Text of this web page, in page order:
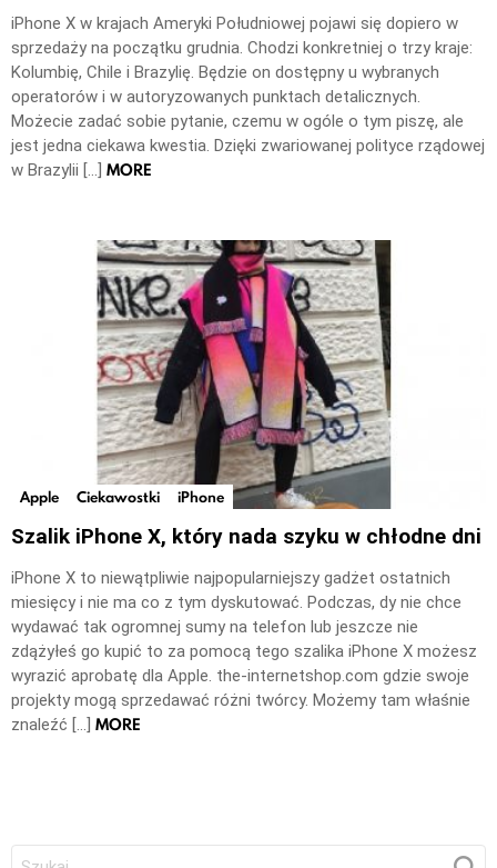
iPhone X w krajach Ameryki Południowej pojawi się dopiero w
sprzedaży na początku grudnia. Chodzi konkretniej o trzy kraje:
Kolumbię, Chile i Brazylię. Będzie on dostępny u wybranych
operatorów i w autoryzowanych punktach detalicznych.
Możecie zadać sobie pytanie, czemu w ogóle o tym piszę, ale
jest jedna ciekawa kwestia. Dzięki zwariowanej polityce rządowej
w Brazylii […] MORE
Apple Ciekawostki iPhone
Szalik iPhone X, który nada szyku w chłodne dni
iPhone X to niewątpliwie najpopularniejszy gadżet ostatnich
miesięcy i nie ma co z tym dyskutować. Podczas, dy nie chce
wydawać tak ogromnej sumy na telefon lub jeszcze nie
zdążyłeś go kupić to za pomocą tego szalika iPhone X możesz
wyrazić aprobatę dla Apple. the-internetshop.com gdzie swoje
projekty mogą sprzedawać różni twórcy. Możemy tam właśnie
znaleźć […] MORE
Szukaj: